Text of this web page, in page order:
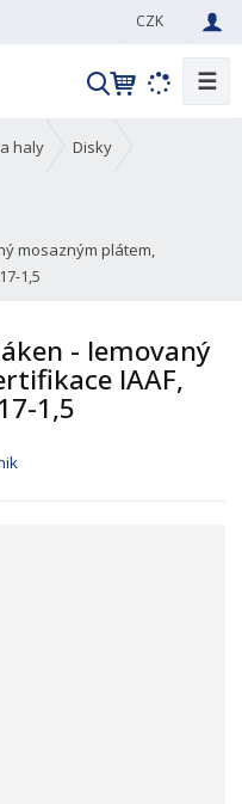
CZK
V
h
a
☰
haly Disky
mosazným plátem,
1,5
- lemovaný
IAAF,
1,5